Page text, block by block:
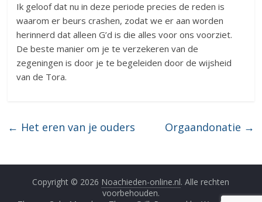
Ik geloof dat nu in deze periode precies de reden is
waarom er beurs crashen, zodat we er aan worden
herinnerd dat alleen G’d is die alles voor ons voorziet.
De beste manier om je te verzekeren van de
zegeningen is door je te begeleiden door de wijsheid
van de Tora.
← Het eren van je ouders Orgaandonatie →
Copyright © 2026 Noachieden-online.nl. Alle rechten
voorbehouden.